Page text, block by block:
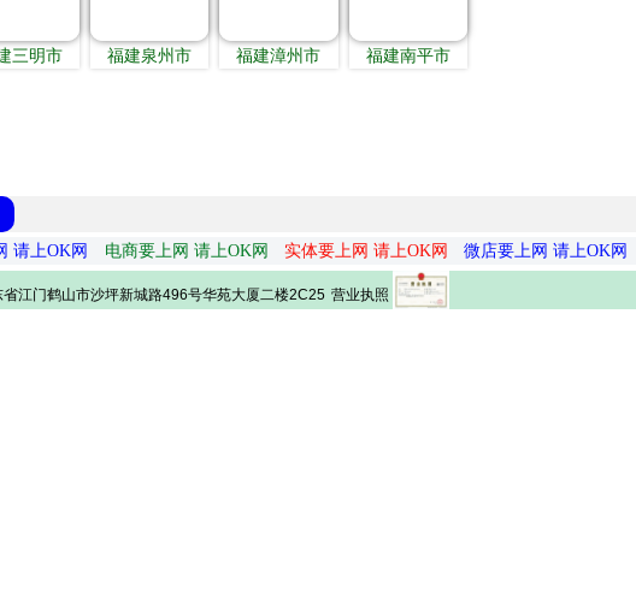
三明市 福建泉州市 福建漳州市 福建南平市
请上OK网 电商要上网 请上OK网 实体要上网 请上OK网 微店要上网 请上OK网
省江门鹤山市沙坪新城路496号华苑大厦二楼2C25 营业执照